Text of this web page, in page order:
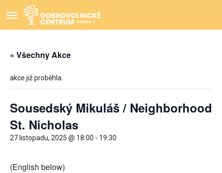
« Všechny Akce
akce již proběhla.
Sousedský Mikuláš / Neighborhood
St. Nicholas
27 listopadu, 2025 @ 18:00 - 19:30
(English below)